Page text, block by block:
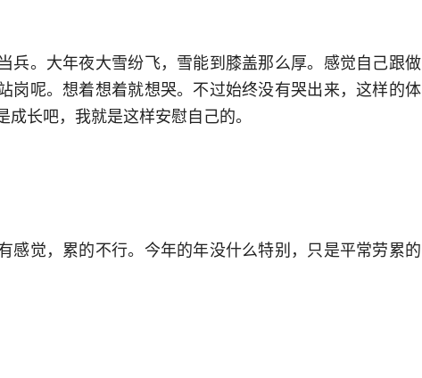
兵。大年夜大雪纷飞，雪能到膝盖那么厚。感觉自己跟做
岗呢。想着想着就想哭。不过始终没有哭出来，这样的体
长吧，我就是这样安慰自己的。
感觉，累的不行。今年的年没什么特别，只是平常劳累的